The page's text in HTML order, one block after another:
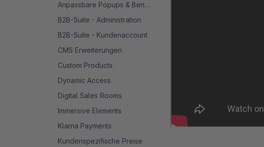
Anpassbare Popups & Benachrichtigungen
B2B-Suite - Administration
B2B-Suite - Kundenaccount
CMS Erweiterungen
Custom Products
Dynamic Access
Digital Sales Rooms
Immersive Elements
Klarna Payments
Kundenspezifische Preise